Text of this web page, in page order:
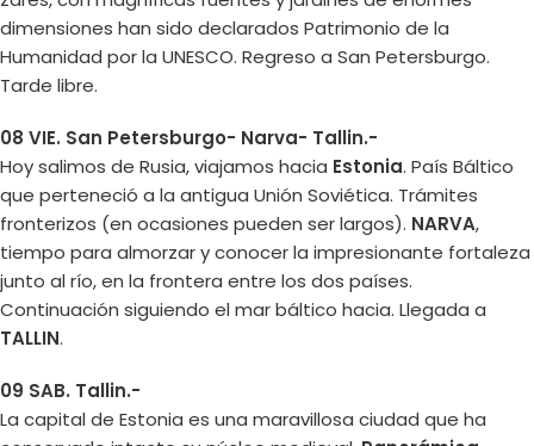
dimensiones han sido declarados Patrimonio de la
Humanidad por la UNESCO. Regreso a San Petersburgo.
Tarde libre.
08 VIE. San Petersburgo- Narva- Tallin.-
Hoy salimos de Rusia, viajamos hacia Estonia. País Báltico
que perteneció a la antigua Unión Soviética. Trámites
fronterizos (en ocasiones pueden ser largos). NARVA,
tiempo para almorzar y conocer la impresionante fortaleza
junto al río, en la frontera entre los dos países.
Continuación siguiendo el mar báltico hacia. Llegada a
TALLIN.
09 SAB. Tallin.-
La capital de Estonia es una maravillosa ciudad que ha